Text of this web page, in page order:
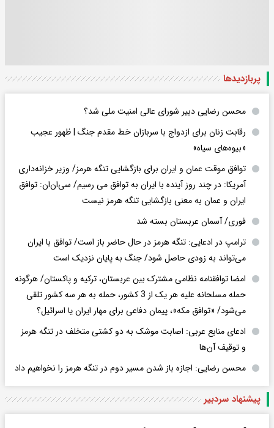
پربازدید‌ها
محسن رضایی دبیر شورای عالی امنیت ملی شد؟
رقابت زنان برای ازدواج با سربازان خط مقدم جنگ | ظهور عجیب
«بیوه‌های سیاه»
توافق موقت عمان و ایران برای بازگشایی تنگه هرمز/ وزیر خزانه‌داری
آمریکا: در چند روز آینده با ایران به توافق می رسیم/ سی‌ان‌ان: توافق
ایران و عمان به معنی بازگشایی تنگه هرمز نیست
فوری/ آسمان عربستان بسته شد
ترامپ در ادعایی: تنگه هرمز در حال حاضر باز است/ توافق با ایران
می‌تواند به‌ زودی حاصل شود/ جنگ به پایان نزدیک است
امضا توافقنامه نظامی مشترک بین عربستان، ترکیه و پاکستان/ هرگونه
حمله مسلحانه علیه هر یک از 3 کشور، حمله به هر سه کشور تلقی
می‌شود/ «توافق مکه»، پیمان دفاعی برای مهار ایران یا اسرائیل؟
ادعای منابع عربی: اصابت موشک به دو کشتی متخلف در تنگه هرمز
و توقیف آن‌ها
محسن رضایی: اجازه باز شدن مسیر دوم در تنگه هرمز را نخواهیم داد
پیشنهاد سردبیر